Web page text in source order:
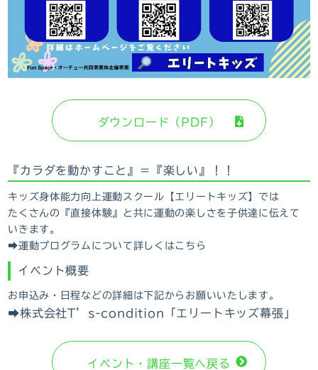
ダウンロード（PDF）
『カラダを動かすこと』＝『楽しい』！！
キッズ身体能力向上運動スクール【エリートキッズ】では
たくさんの『直接体験』と共に運動の楽しさを子供達に伝えて
いきます。
➡運動プログラムについて詳しくはこちら
イベント概要
お申込み・日程などの詳細は下記からお願いいたします。
➡株式会社T’s-condition「エリートキッズ幕張」
イベント・講座⼀覧へ戻る